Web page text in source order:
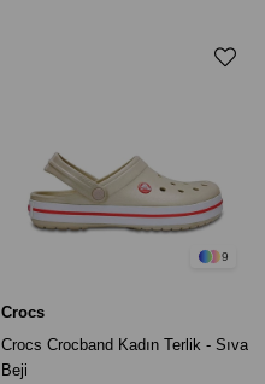
9
Crocs
Crocs Crocband Kadın Terlik - Sıva
Beji